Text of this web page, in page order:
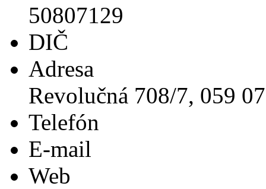
50807129
DIČ
Adresa
Revolučná 708/7, 059
Telefón
E-mail
Web